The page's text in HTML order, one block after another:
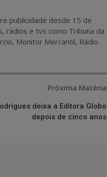
publicidade desde 15 de
rádios e tvs como Tribuna da
Monitor Mercantil, Rádio
Próxima Matéria
deixa a Editora Globo
depois de cinco anos